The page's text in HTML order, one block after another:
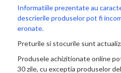
Informatiile prezentate au
descrierile produselor pot fi
eronate.
Preturile si stocurile sunt
Produsele achizitionate online
30 zile, cu exceptia produselor